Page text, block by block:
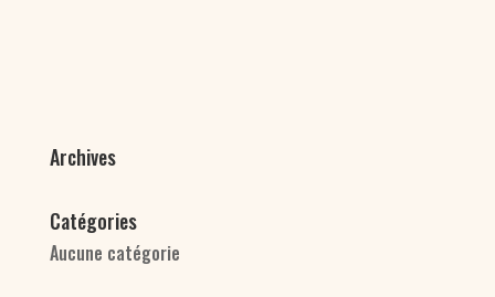
Archives
Catégories
Aucune catégorie